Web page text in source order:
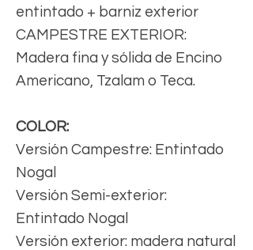
entintado + barniz exterior
CAMPESTRE EXTERIOR:
Madera fina y sólida de Encino
Americano, Tzalam o Teca.
COLOR:
Versión Campestre: Entintado
Nogal
Versión Semi-exterior:
Entintado Nogal
Versión exterior: madera natural